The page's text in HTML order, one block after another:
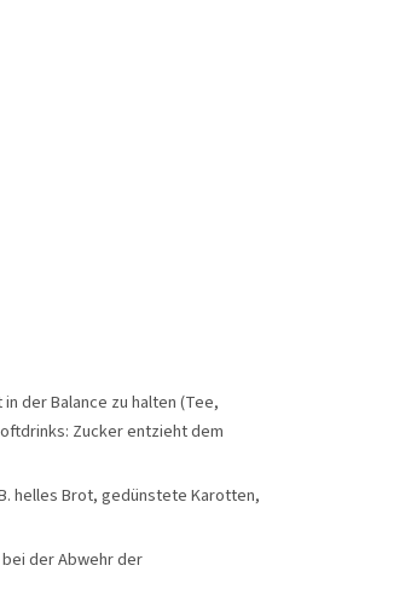
der Balance zu halten (Tee,
Zucker entzieht dem
helles Brot, gedünstete Karotten,
der Abwehr der